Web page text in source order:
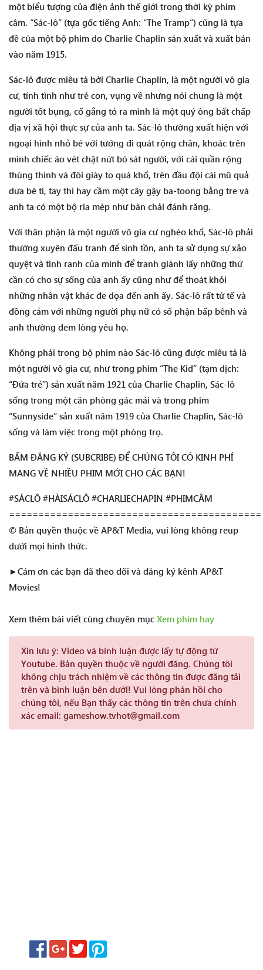
một biểu tượng của điện ảnh thế giới trong thời kỳ phim
câm. “Sác-lô” (tựa gốc tiếng Anh: “The Tramp”) cũng là tựa
đề của một bộ phim do Charlie Chaplin sản xuất và xuất bản
vào năm 1915.
Sác-lô được miêu tả bởi Charlie Chaplin, là một người vô gia
cư, tính tình như trẻ con, vụng về nhưng nói chung là một
người tốt bụng, cố gắng tỏ ra mình là một quý ông bất chấp
địa vị xã hội thực sự của anh ta. Sác-lô thường xuất hiện với
ngoại hình nhỏ bé với tướng đi quát rộng chân, khoác trên
mình chiếc áo vét chật nứt bó sát người, với cái quần rộng
thùng thình và đôi giày to quá khổ, trên đầu đội cái mũ quả
dưa bé tí, tay thì hay cầm một cây gậy ba-toong bằng tre và
anh ta có một bộ ria mép như bàn chải đánh răng.
Với thân phận là một người vô gia cư nghèo khổ, Sác-lô phải
thường xuyên đấu tranh để sinh tồn, anh ta sử dụng sự xảo
quyệt và tinh ranh của mình để tranh giành lấy những thứ
cần có cho sự sống của anh ấy cũng như để thoát khỏi
những nhân vật khác đe dọa đến anh ấy. Sác-lô rất tử tế và
đồng cảm với những người phụ nữ có số phận bấp bênh và
anh thường đem lòng yêu họ.
Không phải trong bộ phim nào Sác-lô cũng được miêu tả là
một người vô gia cư, như trong phim “The Kid” (tạm dịch:
“Đứa trẻ”) sản xuất năm 1921 của Charlie Chaplin, Sác-lô
sống trong một căn phòng gác mái và trong phim
“Sunnyside” sản xuất năm 1919 của Charlie Chaplin, Sác-lô
sống và làm việc trong một phòng trọ.
BẤM ĐĂNG KÝ (SUBCRIBE) ĐỂ CHÚNG TÔI CÓ KINH PHÍ
MANG VỀ NHIỀU PHIM MỚI CHO CÁC BẠN!
#SÁCLÔ #HÀISÁCLÔ #CHARLIECHAPIN #PHIMCÂM
===========================================
© Bản quyền thuộc về AP&T Media, vui lòng không reup
dưới mọi hình thức.
►Cám ơn các bạn đã theo dõi và đăng ký kênh AP&T
Movies!
Xem thêm bài viết cùng chuyên mục Xem phim hay
Xin lưu ý: Video và bình luận được lấy tự động từ
Youtube. Bản quyền thuộc về người đăng. Chúng tôi
không chịu trách nhiệm về các thông tin được đăng tải
trên và bình luận bên dưới! Vui lòng phản hồi cho
chúng tôi, nếu Bạn thấy các thông tin trên chưa chính
xác email: gameshow.tvhot@gmail.com